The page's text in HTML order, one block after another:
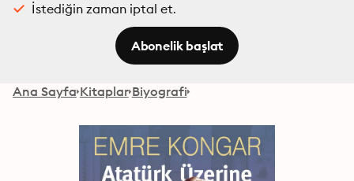
İstediğin zaman iptal et.
Abonelik başlat
Ana Sayfa Kitaplar Biyografi